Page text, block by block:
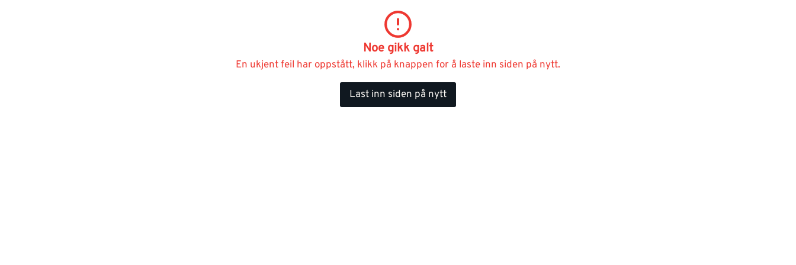
Noe gikk galt
En ukjent feil har oppstått, klikk på knappen for å laste inn siden på nytt.
Last inn siden på nytt